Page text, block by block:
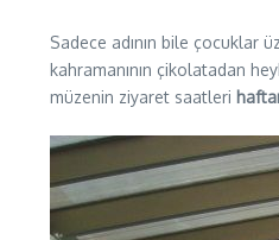
Sadece adının bile çocuklar
kahramanının çikolatadan
müzenin ziyaret saatleri